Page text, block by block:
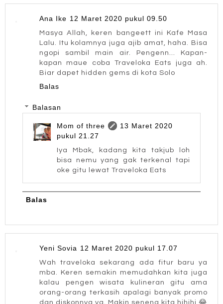
Ana Ike 12 Maret 2020 pukul 09.50
Masya Allah, keren bangeett ini Kafe Masa
Lalu. Itu kolamnya juga ajib amat, haha. Bisa
ngopi sambil main air. Pengenn... Kapan-
kapan maue coba Traveloka Eats juga ah.
Biar dapet hidden gems di kota Solo
Balas
Balasan
Mom of three
13 Maret 2020
pukul 21.27
Iya Mbak, kadang kita takjub loh
bisa nemu yang gak terkenal tapi
oke gitu lewat Traveloka Eats
Balas
Yeni Sovia 12 Maret 2020 pukul 17.07
Wah traveloka sekarang ada fitur baru ya
mba. Keren semakin memudahkan kita juga
kalau pengen wisata kulineran gitu ama
orang-orang terkasih apalagi banyak promo
dan diskonnya ya. Makin seneng kita hihihi 😂